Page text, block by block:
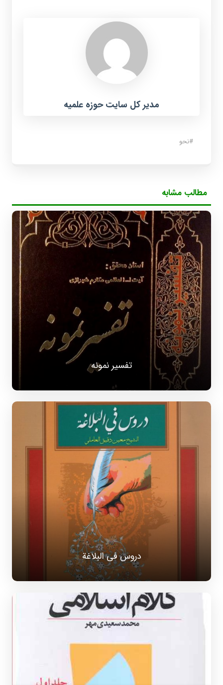
مدیر کل سایت حوزه علمیه
#نحو
مطالب مشابه
تفسیر نمونه
دروس فی البلاغة